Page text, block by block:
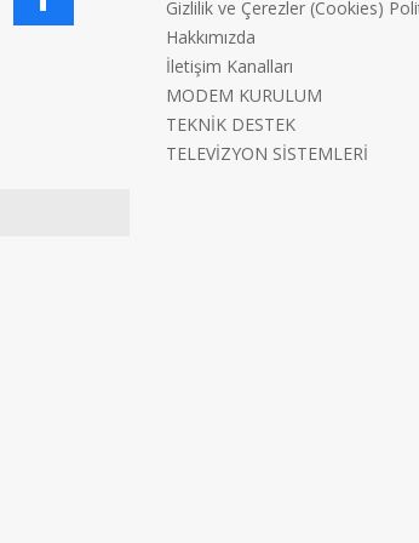
Gizlilik ve Çerezler (Cookies)
Hakkımızda
İletişim Kanalları
MODEM KURULUM
TEKNİK DESTEK
TELEVİZYON SİSTEMLERİ